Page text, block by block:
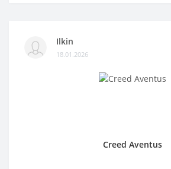
Ilkin
18.01.2026
Creed Aventus